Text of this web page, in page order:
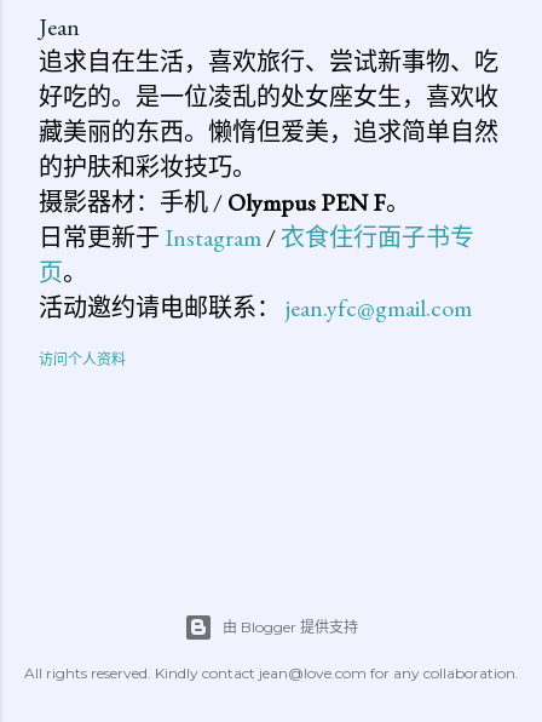
Jean
追求自在生活，喜欢旅行、尝试新事物、吃
好吃的。是一位凌乱的处女座女生，喜欢收
藏美丽的东西。懒惰但爱美，追求简单自然
的护肤和彩妆技巧。
摄影器材：手机 /Olympus PEN F。
日常更新于 Instagram/衣食住行面子书专
页。
活动邀约请电邮联系： jean.yfc@gmail.com
访问个人资料
由 Blogger 提供支持
All rights reserved. Kindly contact jean@love.com for any collaboration.